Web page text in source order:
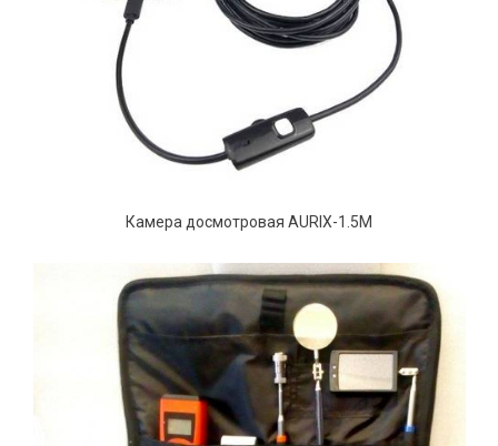
Камера досмотровая AURIX-1.5M